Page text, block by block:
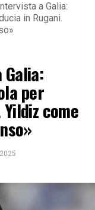
a Galia:
in Rugani.
Galia:
per
come